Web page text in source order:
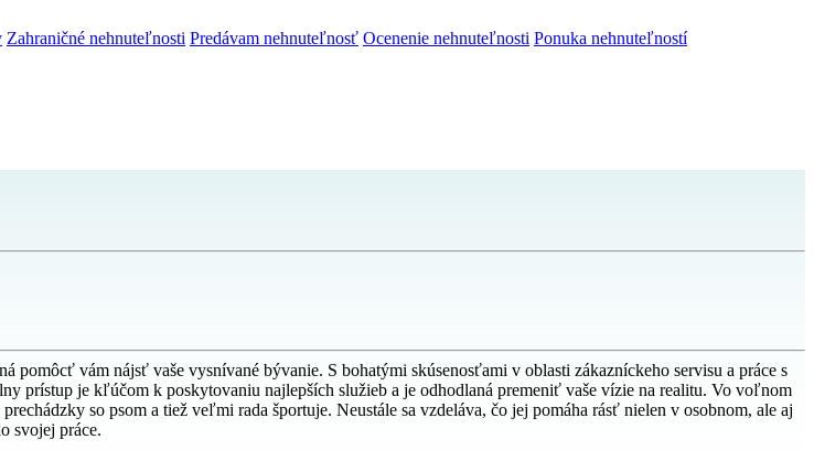
Zahraničné nehnuteľnosti Predávam nehnuteľnosť Ocenenie nehnuteľnosti Ponuka nehnuteľností
vám nájsť vaše vysnívané bývanie. S bohatými skúsenosťami v oblasti zákazníckeho servisu a práce s
prístup je kľúčom k poskytovaniu najlepších služieb a je odhodlaná premeniť vaše vízie na realitu. Vo voľnom
so psom a tiež veľmi rada športuje. Neustále sa vzdeláva, čo jej pomáha rásť nielen v osobnom, ale aj
svojej práce.